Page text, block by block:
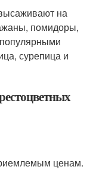
на
помидоры,
сурепица и
ценам.